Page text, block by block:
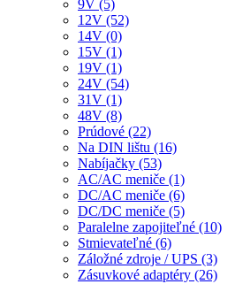
9V (5)
12V (52)
14V (0)
15V (1)
19V (1)
24V (54)
31V (1)
48V (8)
Prúdové (22)
Na DIN lištu (16)
Nabíjačky (53)
AC/AC meniče (1)
DC/AC meniče (6)
DC/DC meniče (5)
Paralelne zapojiteľné (10)
Stmievateľné (6)
Záložné zdroje / UPS (3)
Zásuvkové adaptéry (26)